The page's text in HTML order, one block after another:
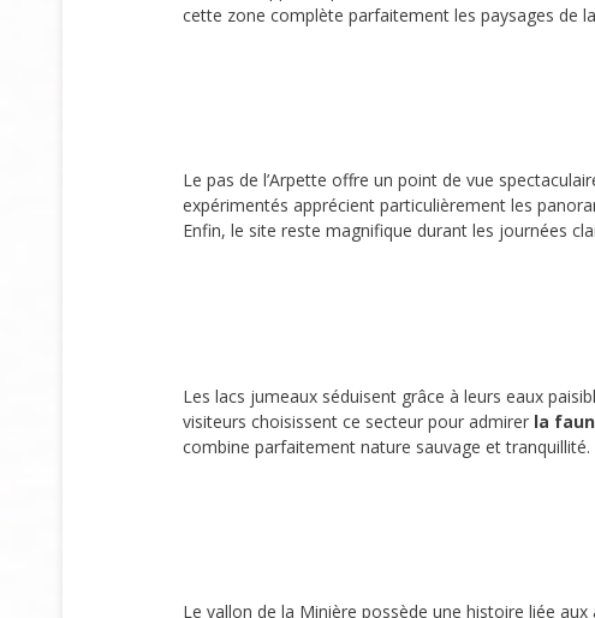
cette zone complète parfaitement les paysages de
Le pas de l’Arpette offre un point de vue
expérimentés apprécient particulièrement les
Enfin, le site reste magnifique durant les journées
Les lacs jumeaux séduisent grâce à leurs eaux
visiteurs choisissent ce secteur pour admirer la
combine parfaitement nature sauvage et tranquillité.
Le vallon de la Minière possède une histoire liée